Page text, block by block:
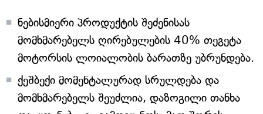
ნებისმიერი პროდუქტის შეძენისას
მომხმარებელს ღირებულების 40% თეგეტა
მოტორსის ლოიალობის ბარათზე უბრუნდება.
ქეშბექი მომენტალურად სრულდება და
მომხმარებელს შეუძლია, დაზოგილი თანხა